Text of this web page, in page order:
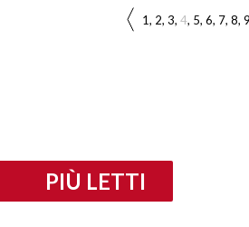
1 2 3 4 5 6 7 8 9
PIÙ LETTI